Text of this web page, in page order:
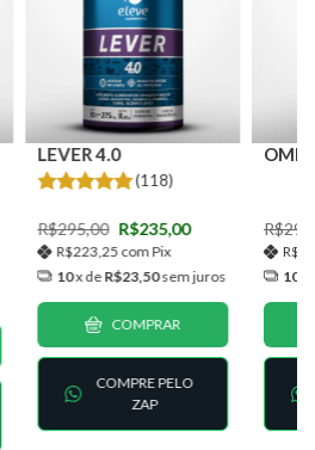
LEVER 4.0
(118)
R$295,00 R$235,00
R$223,25 com Pix
10x deR$23,50sem juros
COMPRAR
COMPRE PELO
ZAP
10